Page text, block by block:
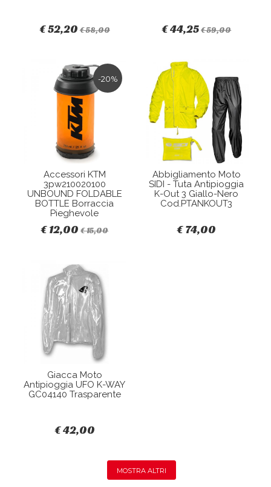
€ 52,20€ 58,00 € 44,25€ 59,00
-20%
Accessori KTM
3pw210020100
UNBOUND FOLDABLE
BOTTLE Borraccia
Pieghevole
€ 12,00€ 15,00
Abbigliamento Moto
SIDI - Tuta Antipioggia
K-Out 3 Giallo-Nero
Cod.PTANKOUT3
€ 74,00
Giacca Moto
Antipioggia UFO K-WAY
GC04140 Trasparente
€ 42,00
MOSTRA ALTRI